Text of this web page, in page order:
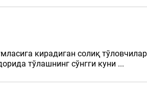
кирадиган солиқ
тўлашнинг сўнгги куни ...